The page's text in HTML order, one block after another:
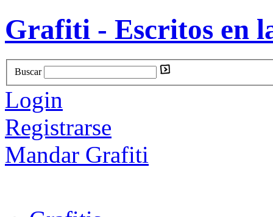
Grafiti - Escritos en
Buscar
Login
Registrarse
Mandar Grafiti